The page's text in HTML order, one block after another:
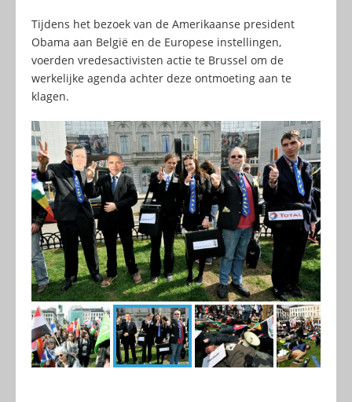
Tijdens het bezoek van de Amerikaanse president
Obama aan België en de Europese instellingen,
voerden vredesactivisten actie te Brussel om de
werkelijke agenda achter deze ontmoeting aan te
klagen.